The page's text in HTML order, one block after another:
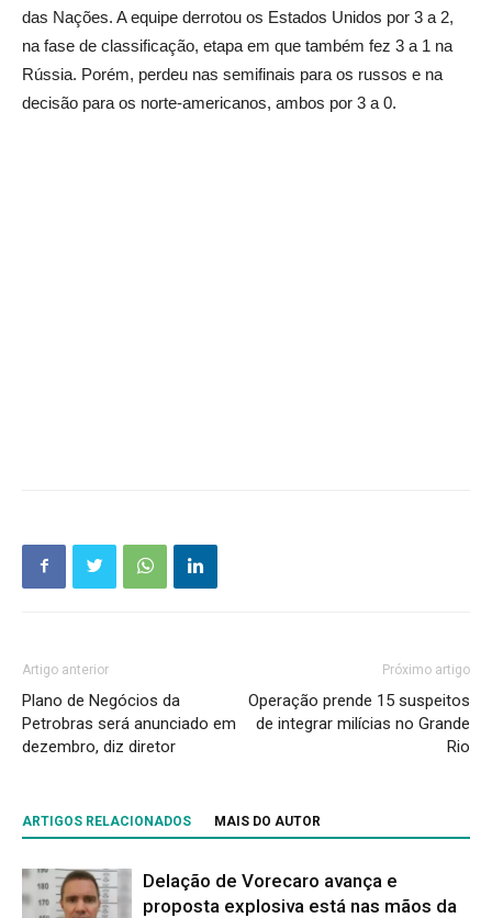
das Nações. A equipe derrotou os Estados Unidos por 3 a 2,
na fase de classificação, etapa em que também fez 3 a 1 na
Rússia. Porém, perdeu nas semifinais para os russos e na
decisão para os norte-americanos, ambos por 3 a 0.
Artigo anterior
Plano de Negócios da
Petrobras será anunciado em
dezembro, diz diretor
Próximo artigo
Operação prende 15 suspeitos
de integrar milícias no Grande
Rio
ARTIGOS RELACIONADOS MAIS DO AUTOR
Delação de Vorecaro avança e
proposta explosiva está nas mãos da